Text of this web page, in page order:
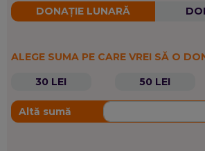
DONAȚIE LUNARĂ
ALEGE SUMA PE CARE VREI SĂ O
30 LEI
50 LEI
Altă sumă